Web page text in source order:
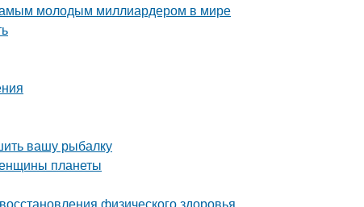
молодым миллиардером в мире
вашу рыбалку
планеты